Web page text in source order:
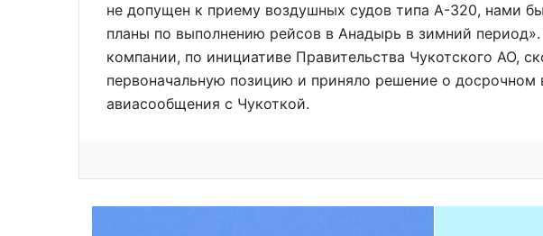
не допущен к приему воздушных судов типа А-320, нами
планы по выполнению рейсов в Анадырь в зимний
компании, по инициативе Правительства Чукотского АО,
первоначальную позицию и приняло решение о досрочном
авиасообщения с Чукоткой.